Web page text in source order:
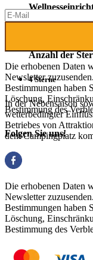
Anzahl der
4 Sterne
In der Nebensaison
wetterbedingter
Betriebes von
dem Campingplatz
Die erhobenen Daten
Newsletter
Bestimmungen haben
Löschung,
Bestimmung des
Folgen Sie uns!
Die erhobenen Daten
Newsletter
Bestimmungen haben
Löschung,
Bestimmung des